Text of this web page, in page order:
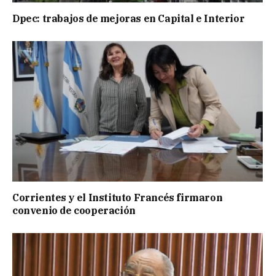
Dpec: trabajos de mejoras en Capital e Interior
Corrientes y el Instituto Francés firmaron
convenio de cooperación